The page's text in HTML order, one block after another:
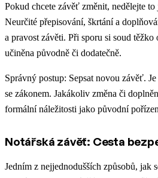
Pokud chcete závěť změnit, nedělejte
Neurčité přepisování, škrtání a
a pravost závěti. Při sporu si soud těžko
učiněna původně či dodatečně.
Správný postup: Sepsat novou závěť.
se zákonem. Jakákoliv změna či
formální náležitosti jako původní
Notářská závěť: Cesta
Jedním z nejjednodušších způsobů, jak